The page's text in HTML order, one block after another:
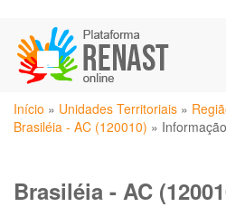
para
conteúdo
principal
Você
está
Início » Unidades Territoriais »
Brasiléia - AC (120010) » Informação
Brasiléia - AC